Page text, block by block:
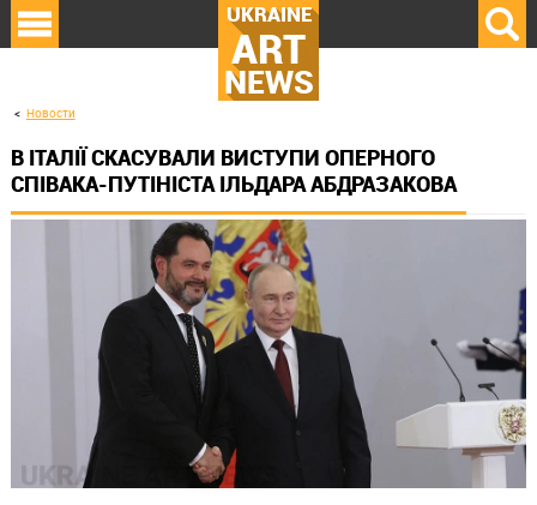
UKRAINE
ART
NEWS
Новости
В ІТАЛІЇ СКАСУВАЛИ ВИСТУПИ ОПЕРНОГО
СПІВАКА-ПУТІНІСТА ІЛЬДАРА АБДРАЗАКОВА